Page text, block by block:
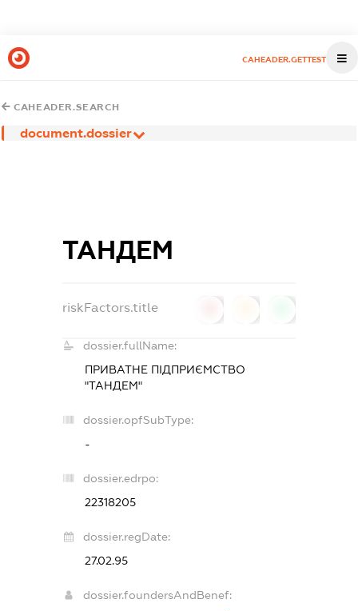
CAHEADER.GETTEST
CAHEADER.SEARCH
document.dossier
ТАНДЕМ
riskFactors.title
dossier.fullName:
ПРИВАТНЕ ПІДПРИЄМСТВО
"ТАНДЕМ"
dossier.opfSubType:
-
dossier.edrpo:
22318205
dossier.regDate:
27.02.95
dossier.foundersAndBenef: